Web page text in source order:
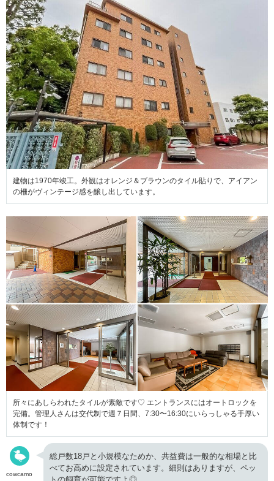
建物は1970年竣工。外観はオレンジ＆ブラウンのタイル貼りで、アイアン
の柵がヴィンテージ感を醸し出しています。
所々にあしらわれたタイルが素敵です♡ エントランスにはオートロックを
完備。管理人さんは交代制で週７日間、7:30〜16:30にいらっしゃる手厚い
体制です！
cowcamo
総戸数18戸と小規模なためか、共益費は一般的な相場と比
べてお高めに設定されています。細則はありますが、ペッ